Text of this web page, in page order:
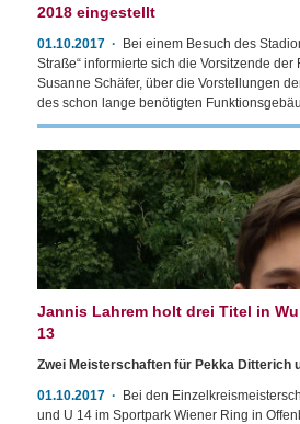
2018 eingestellt
01.10.2017
Bei einem Besuch des
Straße“ informierte sich die Vorsitzende der
Susanne Schäfer, über die Vorstellungen
des schon lange benötigten
Jannis Lahrem holt drei Titel in
13
Zwei Meisterschaften für Pekka Ditterich
01.10.2017
Bei den
und U 14 im Sportpark Wiener Ring in